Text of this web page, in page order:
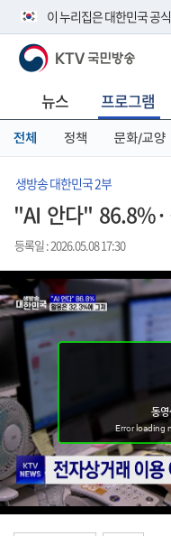
이 누리집은 대한민국 공
공식 누리집 주소 확인하기
니다.
이밖에 or.kr 또는 .kr등 다
서 도메인 주소를 확인해 보
KTV 국민방송
뉴스 프로그램
전체 정책 문화/교양
생방송 대한민국 2부
"AI 안다"
등록일 : 2026.05.08 17:30